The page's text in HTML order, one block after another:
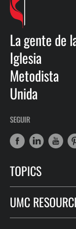
La gente de
Iglesia
Metodista
Unida
SEGUIR
TOPICS
UMC